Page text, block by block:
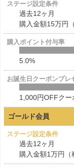
過去12ヶ月
購入金額15万円
5.0%
1,000円OFFクー
ゴールド会員
過去12ヶ月
購入金額1万円（